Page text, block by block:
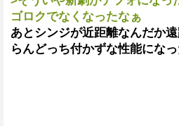
ゴロクでなくなったなぁ
あとシンジが近距離なんだか
らんどっち付かずな性能にな